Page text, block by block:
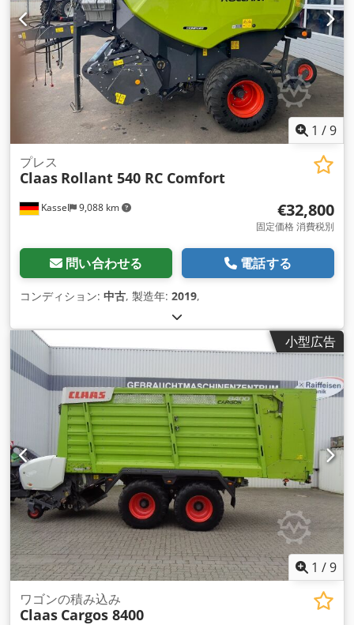
1 /9
Kassel 9,088 km
プレス
Claas Rollant 540 RC Comfort
€32,800
固定価格 消費税別
問い合わせる 電話する
コンディション: 中古, 製造年: 2019,
小型広告
1 /9
ワゴンの積み込み
Claas Cargos 8400